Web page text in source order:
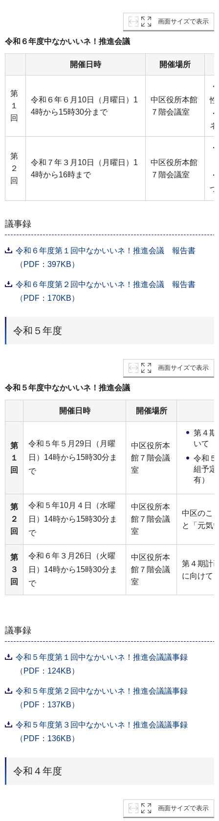
画面サイズで表示
令和６年度中なかいいネ！推進会議
開催日時 開催場所
第
１
回
令和６年６月10日（月曜日）1
4時から15時30分まで
中区役所本館
７階会議室
性
第
２
回
令和７年３月10日（月曜日）1
4時から16時まで
中区役所本館
７階会議室
つ
議事録
令和６年度第１回中なかいいネ！推進会議 報告書
（PDF：397KB）
令和６年度第２回中なかいいネ！推進会議 報告書
（PDF：170KB）
令和５年度
画面サイズで表示
令和５年度中なかいいネ！推進会議
開催日時 開催場所
第
１
回
令和５年５月29日（月曜
日）14時から15時30分ま
で
中区役所本
館７階会議
室
第４期
いて
令和５
組予定
有）
第
２
回
令和５年10月４日（水曜
日）14時から15時30分ま
で
中区役所本
館７階会議
室
中区のこ
と「元気
第
３
回
令和６年３月26日（火曜
日）14時から15時30分ま
で
中区役所本
館７階会議
室
第４期計
に向けて
議事録
令和５年度第１回中なかいいネ！推進会議議事録
（PDF：124KB）
令和５年度第２回中なかいいネ！推進会議議事録
（PDF：137KB）
令和５年度第３回中なかいいネ！推進会議議事録
（PDF：136KB）
令和４年度
画面サイズで表示